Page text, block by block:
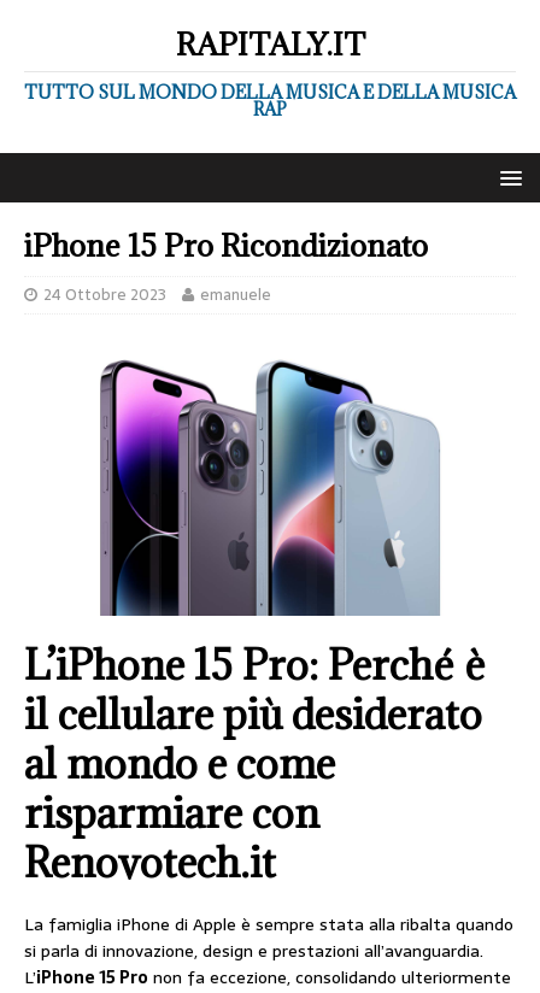
RAPITALY.IT
TUTTO SUL MONDO DELLA MUSICA E DELLA MUSICA
RAP
iPhone 15 Pro Ricondizionato
24 Ottobre 2023 emanuele
L’iPhone 15 Pro: Perché è
il cellulare più desiderato
al mondo e come
risparmiare con
Renovotech.it
La famiglia iPhone di Apple è sempre stata alla ribalta quando
si parla di innovazione, design e prestazioni all’avanguardia.
L’iPhone 15 Pro non fa eccezione, consolidando ulteriormente